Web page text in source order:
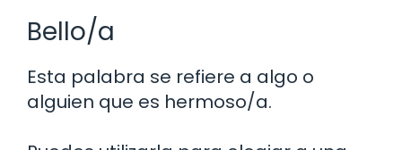
Bello/a
Esta palabra se refiere a algo o
alguien que es hermoso/a.